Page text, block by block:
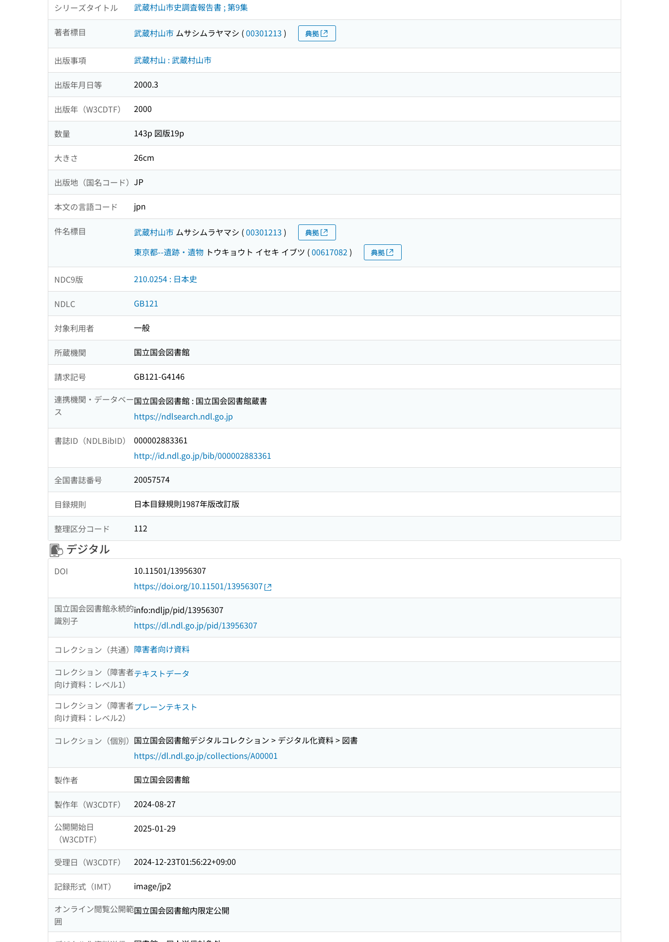
シリーズタイトル 武蔵村山市史調査報告書 ; 第9集
著者標目 武蔵村山市 ムサシムラヤマシ (00301213 ) 典拠
出版事項 武蔵村山 : 武蔵村山市
出版年月日等 2000.3
出版年（W3CDTF） 2000
数量 143p 図版19p
大きさ 26cm
出版地（国名コード） JP
本文の言語コード jpn
件名標目 武蔵村山市 ムサシムラヤマシ (00301213 ) 典拠
東京都--遺跡・遺物 トウキョウト イセキ イブツ (00617082 ) 典拠
NDC9版 210.0254 : 日本史
NDLC GB121
対象利用者 一般
所蔵機関 国立国会図書館
請求記号
GB121-G4146
連携機関・データベー
ス
国立国会図書館 : 国立国会図書館蔵書
https://ndlsearch.ndl.go.jp
書誌ID（NDLBibID）
000002883361
http://id.ndl.go.jp/bib/000002883361
全国書誌番号 20057574
目録規則 日本目録規則1987年版改訂版
整理区分コード 112
デジタル
DOI
10.11501/13956307
https://doi.org/10.11501/13956307
国立国会図書館永続的
識別子
info:ndljp/pid/13956307
https://dl.ndl.go.jp/pid/13956307
コレクション（共通） 障害者向け資料
コレクション（障害者
向け資料：レベル1）
テキストデータ
コレクション（障害者
向け資料：レベル2）
プレーンテキスト
コレクション（個別） 国立国会図書館デジタルコレクション > デジタル化資料 > 図書
https://dl.ndl.go.jp/collections/A00001
製作者 国立国会図書館
製作年（W3CDTF）
2024-08-27
公開開始日
（W3CDTF）
2025-01-29
受理日（W3CDTF） 2024-12-23T01:56:22+09:00
記録形式（IMT）
image/jp2
オンライン閲覧公開範
囲
国立国会図書館内限定公開